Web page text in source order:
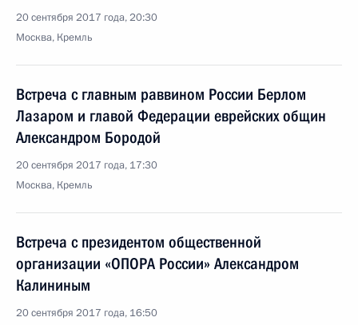
20 сентября 2017 года, 20:30
Москва, Кремль
Встреча с главным раввином России Берлом
Лазаром и главой Федерации еврейских общин
Александром Бородой
20 сентября 2017 года, 17:30
Москва, Кремль
Встреча с президентом общественной
организации «ОПОРА России» Александром
Калининым
20 сентября 2017 года, 16:50